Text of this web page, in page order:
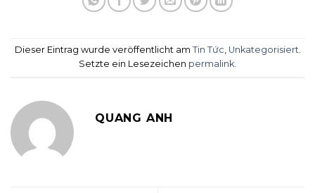
Dieser Eintrag wurde veröffentlicht am Tin Tức, Unkategorisiert.
Setzte ein Lesezeichen permalink.
QUANG ANH